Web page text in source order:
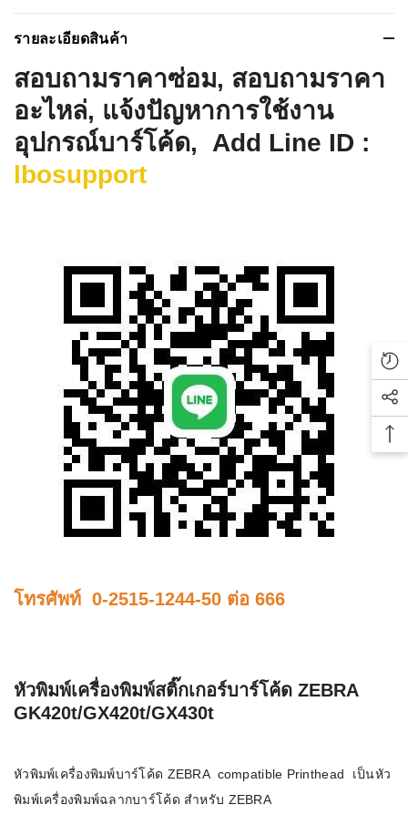
รายละเอียดสินค้า
สอบถามราคาซ่อม, สอบถามราคา
อะไหล่, แจ้งปัญหาการใช้งาน
อุปกรณ์บาร์โค้ด, Add Line ID :
lbosupport
โทรศัพท์ 0-2515-1244-50 ต่อ 666
หัวพิมพ์เครื่องพิมพ์สติ๊กเกอร์บาร์โค้ด ZEBRA
GK420t/GX420t/GX430t
หัวพิมพ์เครื่องพิมพ์บาร์โค้ด ZEBRA compatible Printhead เป็นหัว
พิมพ์เครื่องพิมพ์ฉลากบาร์โค้ด สำหรับ ZEBRA